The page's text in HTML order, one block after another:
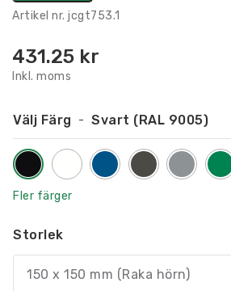
Artikel nr. jcgt753.1
431.25 kr
Inkl. moms
Välj Färg Svart (RAL 9005)
Fler färger
Storlek
150 x 150 mm (Raka hörn)